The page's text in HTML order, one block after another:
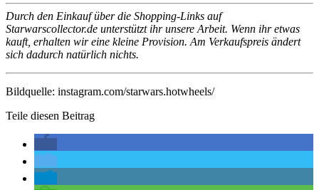
Durch den Einkauf über die Shopping-Links auf
Starwarscollector.de unterstützt ihr unsere Arbeit. Wenn ihr etwas
kauft, erhalten wir eine kleine Provision. Am Verkaufspreis ändert
sich dadurch natürlich nichts.
Bildquelle: instagram.com/starwars.hotwheels/
Teile diesen Beitrag